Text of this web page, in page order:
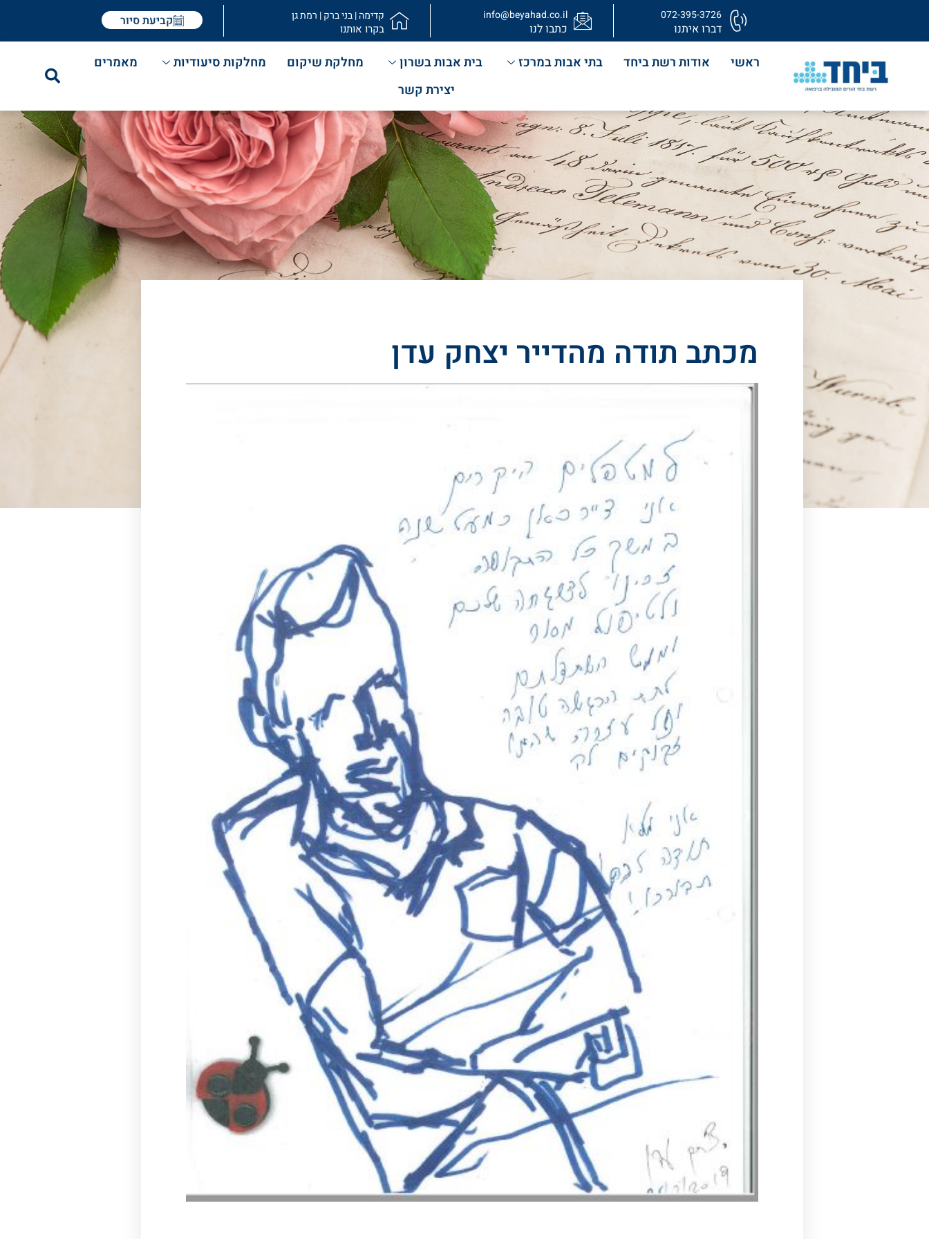
072-395-3726
דברו איתנו
info@beyahad.co.il
כתבו לנו
קדימה | בני ברק | רמת גן
בקרו אותנו קביעת סיור
ראשי אודות רשת ביחד בתי אבות במרכז בית אבות בשרון מחלקת שיקום מחלקות סיעודיות
מאמרים
יצירת קשר
מכתב תודה מהדייר יצחק עדן